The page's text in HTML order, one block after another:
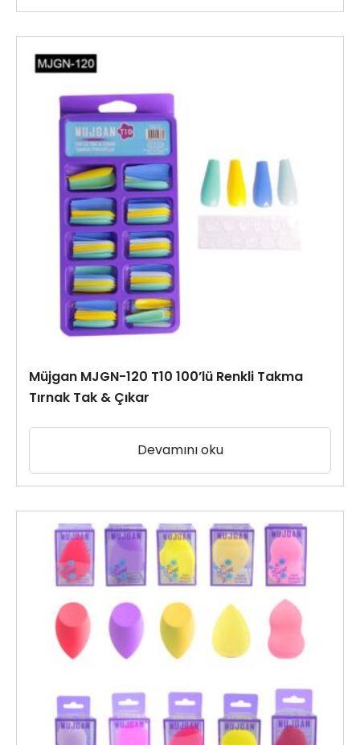
Müjgan MJGN-120 T10 100’lü Renkli Takma
Tırnak Tak & Çıkar
Devamını oku